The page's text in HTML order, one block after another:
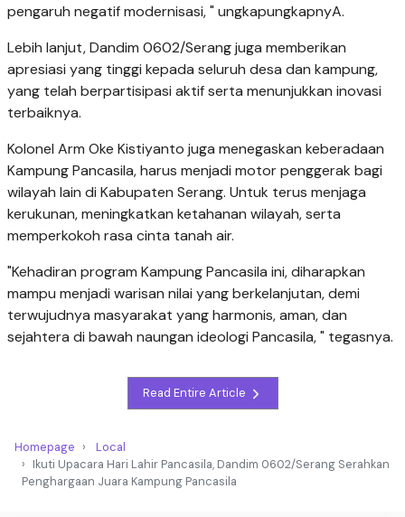
pengaruh negatif modernisasi, " ungkapungkapnyA.
‎Lebih lanjut, Dandim 0602/Serang juga memberikan
apresiasi yang tinggi kepada seluruh desa dan kampung,
yang telah berpartisipasi aktif serta menunjukkan inovasi
terbaiknya.
‎Kolonel Arm Oke Kistiyanto juga menegaskan keberadaan
Kampung Pancasila, harus menjadi motor penggerak bagi
wilayah lain di Kabupaten Serang. Untuk terus menjaga
kerukunan, meningkatkan ketahanan wilayah, serta
memperkokoh rasa cinta tanah air.
‎"Kehadiran program Kampung Pancasila ini, diharapkan
mampu menjadi warisan nilai yang berkelanjutan, demi
terwujudnya masyarakat yang harmonis, aman, dan
sejahtera di bawah naungan ideologi Pancasila, " tegasnya.
Read Entire Article
Homepage
Local
Ikuti Upacara Hari Lahir Pancasila, Dandim 0602/Serang Serahkan
Penghargaan Juara Kampung Pancasila ‎